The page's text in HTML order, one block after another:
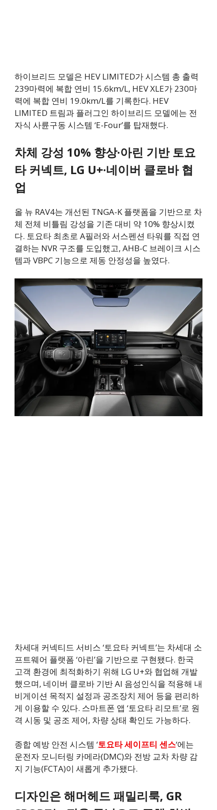
하이브리드 모델은 HEV LIMITED가 시스템 총 출력
239마력에 복합 연비 15.6km/L, HEV XLE가 230마
력에 복합 연비 19.0km/L를 기록한다. HEV
LIMITED 트림과 플러그인 하이브리드 모델에는 전
자식 사륜구동 시스템 ‘E-Four’를 탑재했다.
차체 강성 10% 향상·아린 기반 토요
타 커넥트, LG U+·네이버 클로바 협
업
올 뉴 RAV4는 개선된 TNGA-K 플랫폼을 기반으로 차
체 전체 비틀림 강성을 기존 대비 약 10% 향상시켰
다. 토요타 최초로 A필러와 서스펜션 타워를 직접 연
결하는 NVR 구조를 도입했고, AHB-C 브레이크 시스
템과 VBPC 기능으로 제동 안정성을 높였다.
차세대 커넥티드 서비스 ‘토요타 커넥트’는 차세대 소
프트웨어 플랫폼 ‘아린’을 기반으로 구현됐다. 한국
고객 환경에 최적화하기 위해 LG U+와 협업해 개발
했으며, 네이버 클로바 기반 AI 음성인식을 적용해 내
비게이션 목적지 설정과 공조장치 제어 등을 편리하
게 이용할 수 있다. 스마트폰 앱 ‘토요타 리모트’로 원
격 시동 및 공조 제어, 차량 상태 확인도 가능하다.
종합 예방 안전 시스템 ‘토요타 세이프티 센스‘에는
운전자 모니터링 카메라(DMC)와 전방 교차 차량 감
지 기능(FCTA)이 새롭게 추가됐다.
디자인은 해머헤드 패밀리룩, GR